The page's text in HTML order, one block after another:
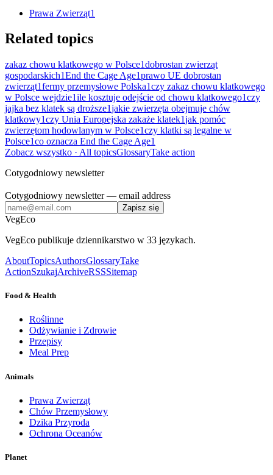
Prawa Zwierząt1
Related topics
zakaz chowu klatkowego w Polsce1dobrostan zwierząt
gospodarskich1End the Cage Age1prawo UE dobrostan
zwierząt1fermy przemysłowe Polska1czy zakaz chowu klatkowego
w Polsce wejdzie1ile kosztuje odejście od chowu klatkowego1czy
jajka bez klatek są droższe1jakie zwierzęta obejmuje chów
klatkowy1czy Unia Europejska zakaże klatek1jak pomóc
zwierzętom hodowlanym w Polsce1czy klatki są legalne w
Polsce1co oznacza End the Cage Age1
Zobacz wszystko · All topicsGlossaryTake action
Cotygodniowy newsletter
Cotygodniowy newsletter— email address
Zapisz się
VegEco
VegEco publikuje dziennikarstwo w 33 językach.
AboutTopicsAuthorsGlossaryTake
ActionSzukajArchiveRSSSitemap
Food & Health
Roślinne
Odżywianie i Zdrowie
Przepisy
Meal Prep
Animals
Prawa Zwierząt
Chów Przemysłowy
Dzika Przyroda
Ochrona Oceanów
Planet